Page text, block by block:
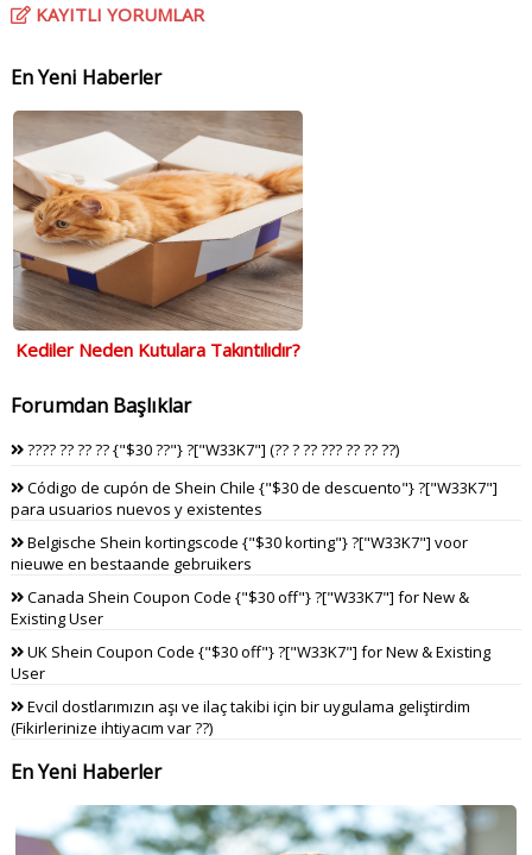
KAYITLI YORUMLAR
En Yeni Haberler
Kediler Neden Kutulara Takıntılıdır?
Forumdan Başlıklar
???? ?? ?? ?? {"$30 ??"} ?["W33K7"] (?? ? ?? ??? ?? ?? ??)
Código de cupón de Shein Chile {"$30 de descuento"} ?["W33K7"]
para usuarios nuevos y existentes
Belgische Shein kortingscode {"$30 korting"} ?["W33K7"] voor
nieuwe en bestaande gebruikers
Canada Shein Coupon Code {"$30 off"} ?["W33K7"] for New &
Existing User
UK Shein Coupon Code {"$30 off"} ?["W33K7"] for New & Existing
User
Evcil dostlarımızın aşı ve ilaç takibi için bir uygulama geliştirdim
(Fikirlerinize ihtiyacım var ??)
En Yeni Haberler